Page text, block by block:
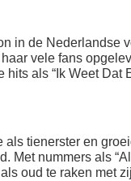
in de Nederlandse
vele fans
als “Ik Weet Dat
tienerster en
Met nummers als
oud te raken met